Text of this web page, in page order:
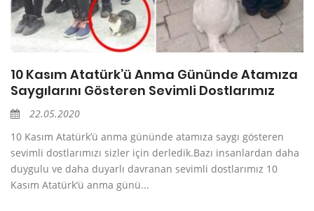
10 Kasım Atatürk’ü Anma Gününde Atamıza
Saygılarını Gösteren Sevimli Dostlarımız
22.05.2020
10 Kasım Atatürk’ü anma gününde atamıza saygı gösteren
sevimli dostlarımızı sizler için derledik.Bazı insanlardan daha
duygulu ve daha duyarlı davranan sevimli dostlarımız 10
Kasım Atatürk’ü anma günü...